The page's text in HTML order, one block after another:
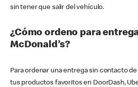
sin tener que salir del vehículo.
¿Cómo ordeno para
McDonald’s?
Para ordenar una entrega sin contacto
tus productos favoritos en DoorDash,